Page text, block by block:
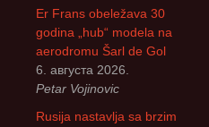
Er Frans obeležava 30
godina „hub“ modela na
aerodromu Šarl de Gol
6. августа 2026.
Petar Vojinovic
Rusija nastavlja sa brzim